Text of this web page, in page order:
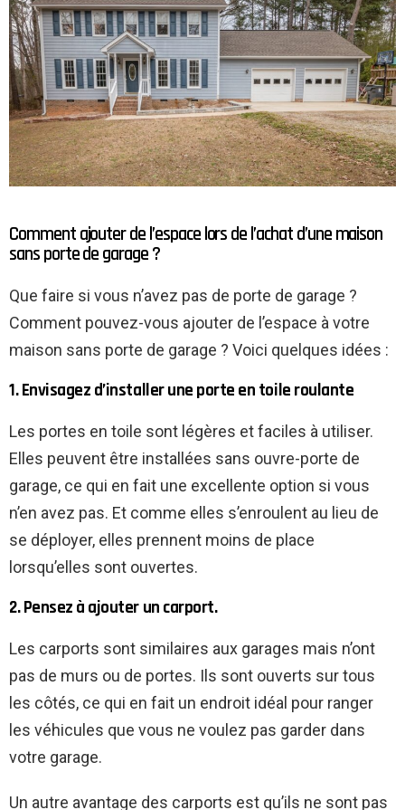
Comment ajouter de l’espace lors de l’achat d’une maison
sans porte de garage ?
Que faire si vous n’avez pas de porte de garage ?
Comment pouvez-vous ajouter de l’espace à votre
maison sans porte de garage ? Voici quelques idées :
1. Envisagez d’installer une porte en toile roulante
Les portes en toile sont légères et faciles à utiliser.
Elles peuvent être installées sans ouvre-porte de
garage, ce qui en fait une excellente option si vous
n’en avez pas. Et comme elles s’enroulent au lieu de
se déployer, elles prennent moins de place
lorsqu’elles sont ouvertes.
2. Pensez à ajouter un carport.
Les carports sont similaires aux garages mais n’ont
pas de murs ou de portes. Ils sont ouverts sur tous
les côtés, ce qui en fait un endroit idéal pour ranger
les véhicules que vous ne voulez pas garder dans
votre garage.
Un autre avantage des carports est qu’ils ne sont pas